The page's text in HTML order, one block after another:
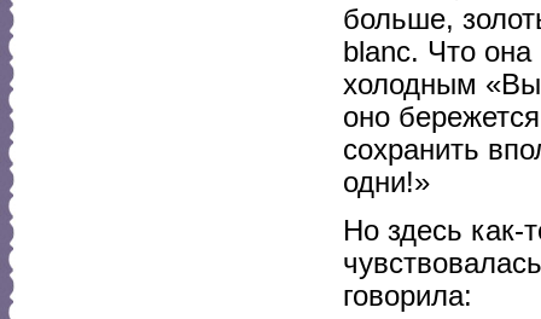
больше,
blanc. Что
холодным
оно
сохранить
одни!»
Но здесь как-
говорила: